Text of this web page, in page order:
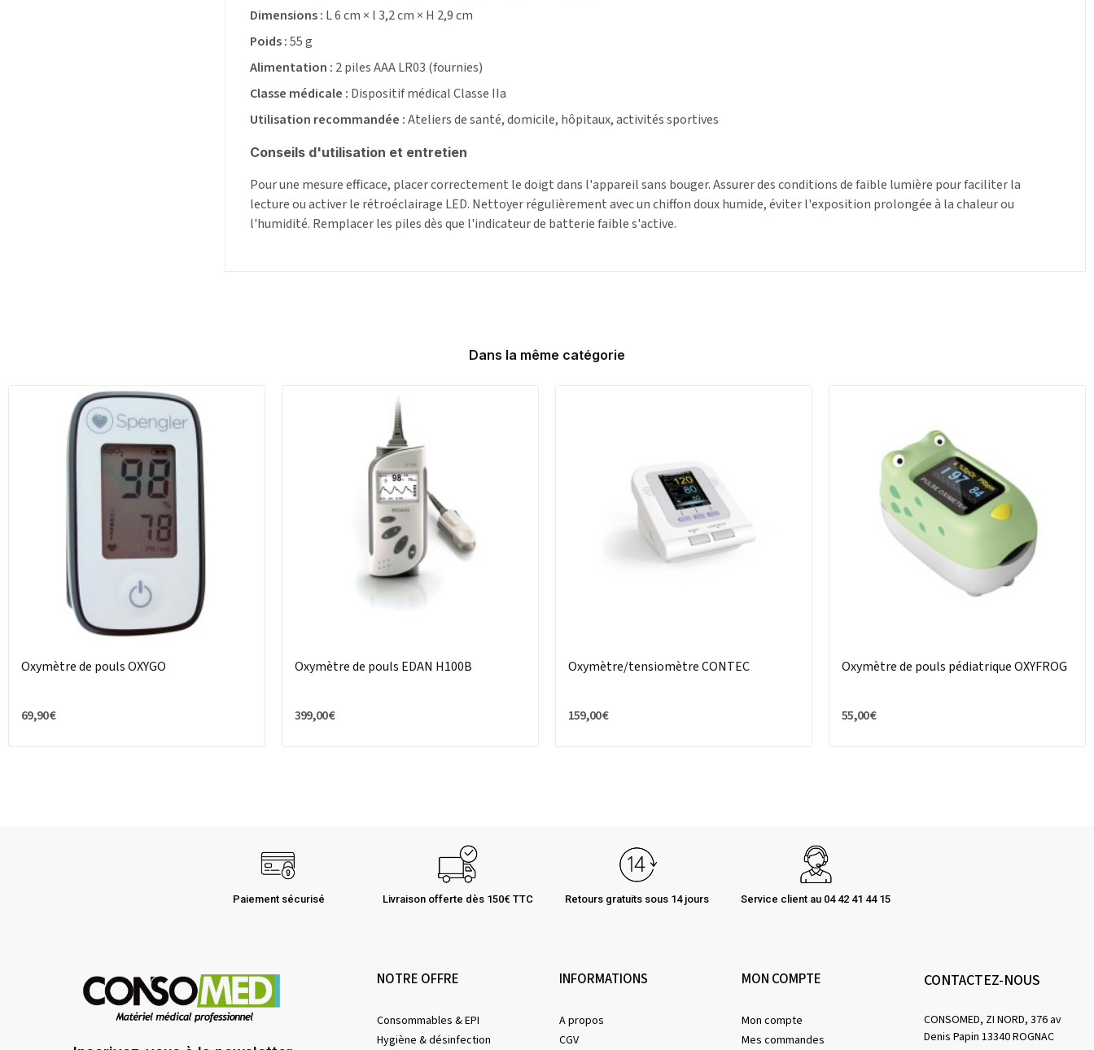
Dimensions : L 6 cm × l 3,2 cm × H 2,9 cm
Poids :55 g
Alimentation : 2 piles AAA LR03 (fournies)
Classe médicale : Dispositif médical Classe IIa
Utilisation recommandée :Ateliers de santé, domicile, hôpitaux, activités sportives
Conseils d'utilisation et entretien
Pour une mesure efficace, placer correctement le doigt dans l'appareil sans bouger. Assurer des conditions de faible lumière pour faciliter la
lecture ou activer le rétroéclairage LED. Nettoyer régulièrement avec un chiffon doux humide, éviter l'exposition prolongée à la chaleur ou
l'humidité. Remplacer les piles dès que l'indicateur de batterie faible s'active.
Dans la même catégorie
Oxymètre de pouls OXYGO
69,90 €
Oxymètre de pouls EDAN H100B
399,00 €
Oxymètre/tensiomètre CONTEC
159,00 €
Oxymètre de pouls pédiatrique OXYFROG
55,00 €
Paiement sécurisé Livraison offerte dès 150€ TTC Retours gratuits sous 14 jours Service client au 04 42 41 44 15
NOTRE OFFRE
Consommables & EPI
Hygiène & désinfection
INFORMATIONS
A propos
CGV
MON COMPTE
Mon compte
Mes commandes
CONTACTEZ-NOUS
CONSOMED, ZI NORD, 376 av
Denis Papin 13340 ROGNAC